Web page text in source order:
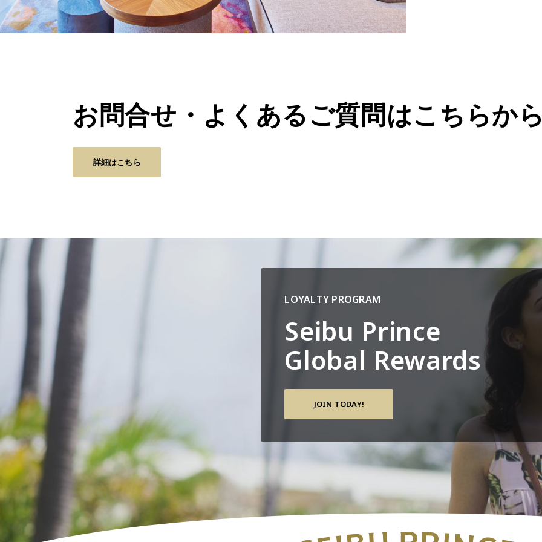
お問合せ・よくあるご質問はこちらか
詳細はこちら
LOYALTY PROGRAM
Seibu Prince
Global Rewards
JOIN TODAY!